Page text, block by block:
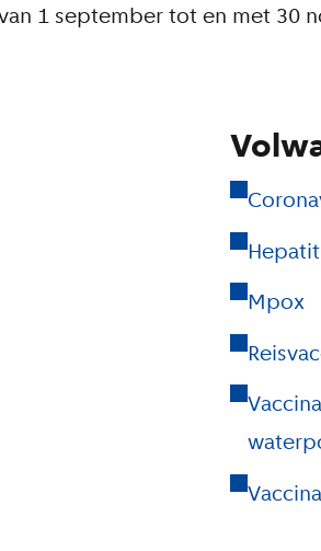
1 september tot en met 30
Mpox